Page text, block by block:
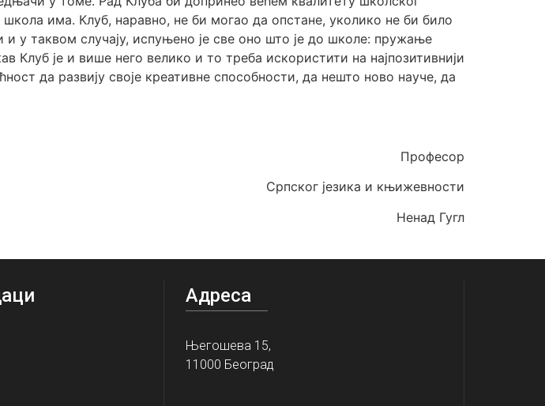
има. Клуб, наравно, не би могао да опстане, уколико не би било
таквом случају, испуњено је све оно што је до школе: пружање
Клуб је и више него велико и то треба искористити на најпозитивнији
да развију своје креативне способности, да нешто ново науче, да
Професор
Српског језика и књижевности
Ненад Гугл
Адреса
Његошева 15,
11000 Београд